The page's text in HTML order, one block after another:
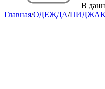
В
Главная/ОДЕЖДА/